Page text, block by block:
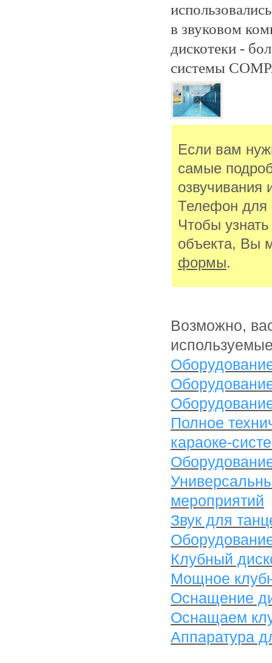
в звуковом
дискотеки -
системы
Если вам
самые
озвучивания
Телефон для
Чтобы
объекта, Вы
формы.
Возможно,
Полное
караоке-
мероприятий
Звук для
Клубный
Мощное
Оснащение
Оснащаем
Аппаратура